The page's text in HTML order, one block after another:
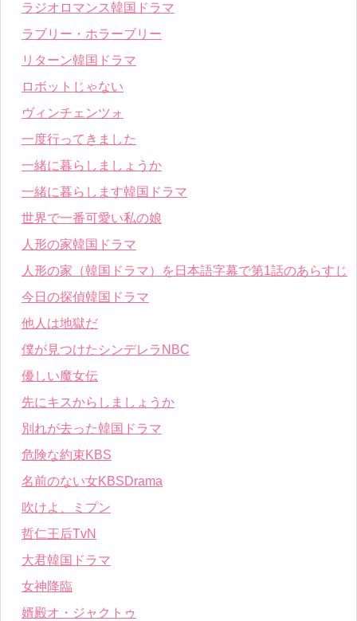
ラジオロマンス韓国ドラマ
ラブリー・ホラーブリー
リターン韓国ドラマ
ロボットじゃない
ヴィンチェンツォ
一度行ってきました
一緒に暮らしましょうか
一緒に暮らします韓国ドラマ
世界で一番可愛い私の娘
人形の家韓国ドラマ
人形の家（韓国ドラマ）を日本語字幕で第1話のあらすじ
今日の探偵韓国ドラマ
他人は地獄だ
僕が見つけたシンデレラNBC
優しい魔女伝
先にキスからしましょうか
別れが去った韓国ドラマ
危険な約束KBS
名前のない女KBSDrama
吹けよ、ミプン
哲仁王后TvN
大君韓国ドラマ
女神降臨
婿殿オ・ジャクトゥ